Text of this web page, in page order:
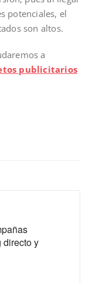
potenciales, el
son altos.
a
publicitarios
directo y